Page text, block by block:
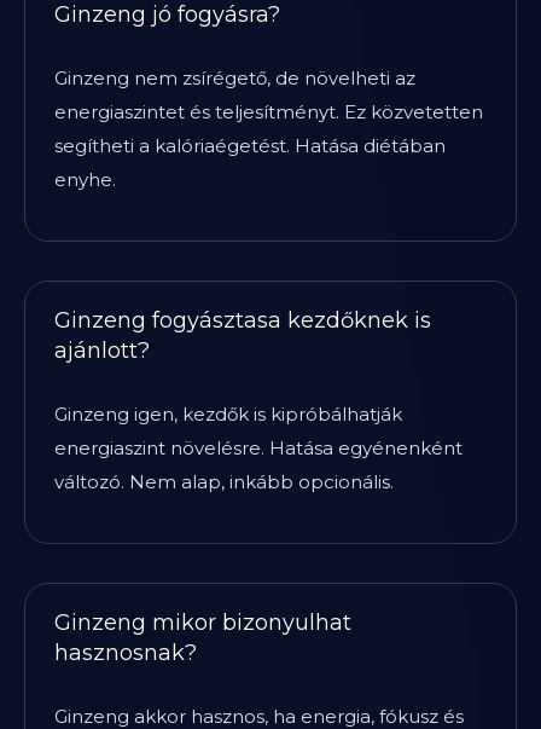
Ginzeng jó fogyásra?
Ginzeng nem zsírégető, de növelheti az
energiaszintet és teljesítményt. Ez közvetetten
segítheti a kalóriaégetést. Hatása diétában
enyhe.
Ginzeng fogyásztasa kezdőknek is
ajánlott?
Ginzeng igen, kezdők is kipróbálhatják
energiaszint növelésre. Hatása egyénenként
változó. Nem alap, inkább opcionális.
Ginzeng mikor bizonyulhat
hasznosnak?
Ginzeng akkor hasznos, ha energia, fókusz és